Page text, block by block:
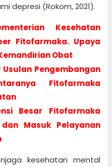
depresi (Rokom, 2021).
Kesehatan
Fitofarmaka. Upaya
Obat
Usulan Pengembangan
Fitofarmaka
Besar Fitofarmaka
Masuk Pelayanan
kesehatan mental